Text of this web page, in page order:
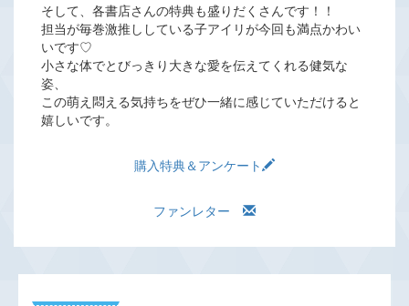
そして、各書店さんの特典も盛りだくさんです！！
担当が毎巻激推ししている子アイリが今回も満点かわい
いです♡
小さな体でとびっきり大きな愛を伝えてくれる健気な
姿、
この萌え悶える気持ちをぜひ一緒に感じていただけると
嬉しいです。
購入特典＆アンケート
ファンレター